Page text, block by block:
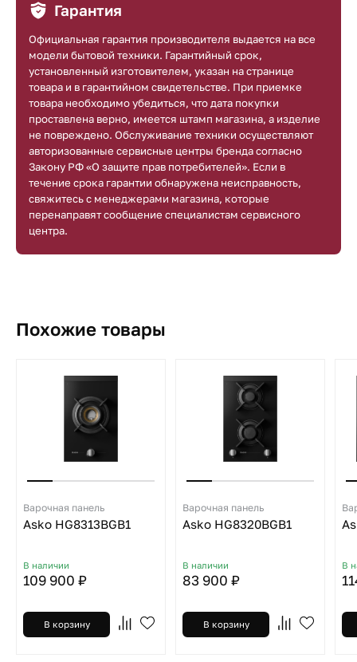
Гарантия
Официальная гарантия производителя выдается на все
модели бытовой техники. Гарантийный срок,
установленный изготовителем, указан на странице
товара и в гарантийном свидетельстве. При приемке
товара необходимо убедиться, что дата покупки
проставлена верно, имеется штамп магазина, а изделие
не повреждено. Обслуживание техники осуществляют
авторизованные сервисные центры бренда согласно
Закону РФ «О защите прав потребителей». Если в
течение срока гарантии обнаружена неисправность,
свяжитесь с менеджерами магазина, которые
перенаправят сообщение специалистам сервисного
центра.
Похожие товары
Варочная панель
Asko HG8313BGB1
В наличии
109 900 ₽
В корзину
Варочная панель
Asko HG8320BGB1
В наличии
83 900 ₽
В корзину
В